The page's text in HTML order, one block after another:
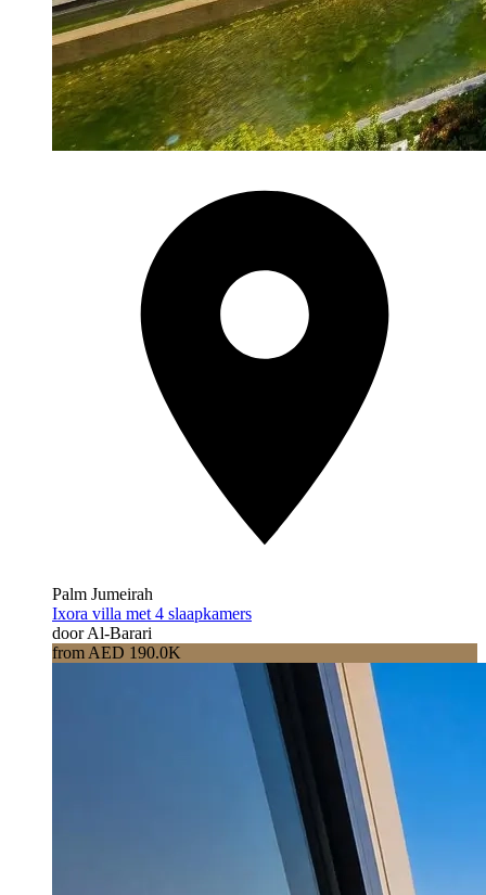
Palm Jumeirah
Ixora villa met 4 slaapkamers
door Al-Barari
from AED 190.0K